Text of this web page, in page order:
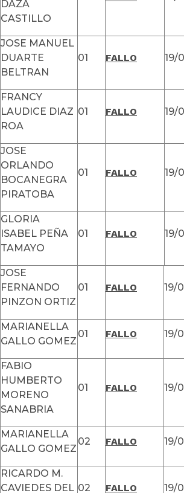
DAZA
CASTILLO
JOSE MANUEL
DUARTE
BELTRAN
01 FALLO 19/
FRANCY
LAUDICE DIAZ
ROA
01 FALLO 19/
JOSE
ORLANDO
BOCANEGRA
PIRATOBA
01 FALLO 19/
GLORIA
ISABEL PEÑA
TAMAYO
01 FALLO 19/
JOSE
FERNANDO
PINZON ORTIZ
01 FALLO 19/
MARIANELLA
GALLO GOMEZ
01 FALLO 19/
FABIO
HUMBERTO
MORENO
SANABRIA
01 FALLO 19/
MARIANELLA
GALLO GOMEZ
02 FALLO 19/
RICARDO M.
CAVIEDES DEL 02 FALLO 19/